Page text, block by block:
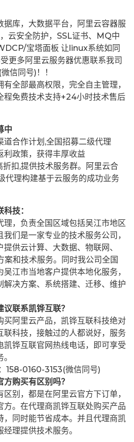
据库，大数据平台，阿里云容器服
云安全防护，SSL证书、MQ中
宝塔面板 让 linux系统如同
更多阿里云服务器优惠联系我司
(微信同号)！！
全部最高权限，完全自主管理，
程免费技术支持+24小时技术售后
中
道合作计划,全国招募二级代理
利政策，获得丰厚收益
扣,提供技术服务群。阿里云合
代理构建基于云服务的成功业务
技：
理，负责全国区域包括吴江市地区
们是一家专业的技术服务公司，
供云计算、大数据、物联网、
和技术服务。同时我公司全国
江市当地客户提供本地化服务，
解决方案、系统搭建、迁移、维护
联系凯铧互联？
买阿里云产品，凯铧互联科技绝对
联科技，接触过的人都说好，服务
凯铧互联官网热线电话，即可享受
158-0160-3153(微信同号)
购买有区别吗？
别，都是在阿里云官方下订单，
方。在代理商凯铧互联处购买产品
，同时能节省成本。并且代理商凯
理提供技术服务。